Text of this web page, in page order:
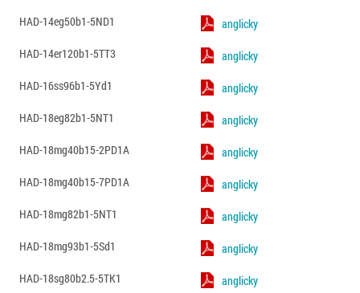
HAD-14eg50b1-5ND1
anglicky
HAD-14er120b1-5TT3
anglicky
HAD-16ss96b1-5Yd1
anglicky
HAD-18eg82b1-5NT1
anglicky
HAD-18mg40b15-2PD1A
anglicky
HAD-18mg40b15-7PD1A
anglicky
HAD-18mg82b1-5NT1
anglicky
HAD-18mg93b1-5Sd1
anglicky
HAD-18sg80b2.5-5TK1
anglicky